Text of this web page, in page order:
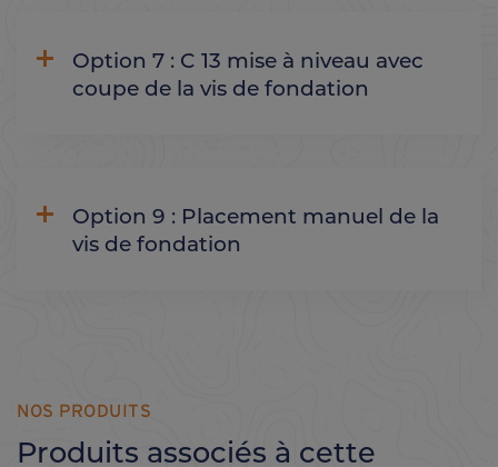
Option 7 : C 13 mise à niveau avec
coupe de la vis de fondation
Option 9 : Placement manuel de la
vis de fondation
NOS PRODUITS
Produits associés à cette